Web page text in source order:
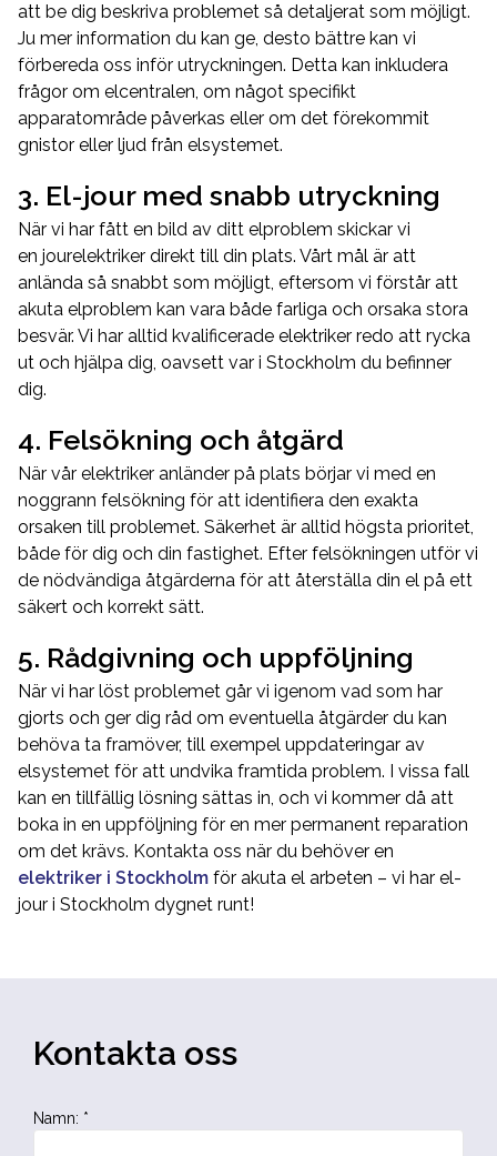
att be dig beskriva problemet så detaljerat som möjligt.
Ju mer information du kan ge, desto bättre kan vi
förbereda oss inför utryckningen. Detta kan inkludera
frågor om elcentralen, om något specifikt
apparatområde påverkas eller om det förekommit
gnistor eller ljud från elsystemet.
3. El-jour med snabb utryckning
När vi har fått en bild av ditt elproblem skickar vi
en jourelektriker direkt till din plats. Vårt mål är att
anlända så snabbt som möjligt, eftersom vi förstår att
akuta elproblem kan vara både farliga och orsaka stora
besvär. Vi har alltid kvalificerade elektriker redo att rycka
ut och hjälpa dig, oavsett var i Stockholm du befinner
dig.
4. Felsökning och åtgärd
När vår elektriker anländer på plats börjar vi med en
noggrann felsökning för att identifiera den exakta
orsaken till problemet. Säkerhet är alltid högsta prioritet,
både för dig och din fastighet. Efter felsökningen utför vi
de nödvändiga åtgärderna för att återställa din el på ett
säkert och korrekt sätt.
5. Rådgivning och uppföljning
När vi har löst problemet går vi igenom vad som har
gjorts och ger dig råd om eventuella åtgärder du kan
behöva ta framöver, till exempel uppdateringar av
elsystemet för att undvika framtida problem. I vissa fall
kan en tillfällig lösning sättas in, och vi kommer då att
boka in en uppföljning för en mer permanent reparation
om det krävs. Kontakta oss när du behöver en
elektriker i Stockholm för akuta el arbeten – vi har el-
jour i Stockholm dygnet runt!
Kontakta oss
Namn: *